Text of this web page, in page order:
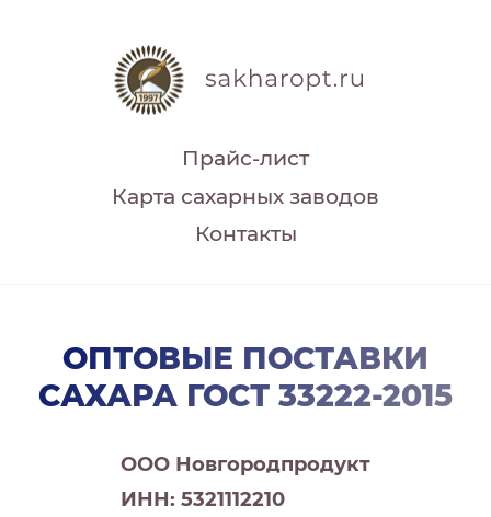
Прайс-лист
Карта сахарных заводов
Контакты
ОПТОВЫЕ ПОСТАВКИ
САХАРА ГОСТ 33222-2015
ООО Новгородпродукт
ИНН: 5321112210